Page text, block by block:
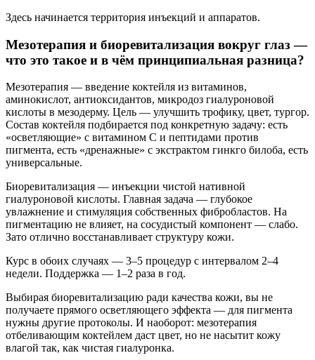
Здесь начинается территория инъекций и аппаратов.
Мезотерапия и биоревитализация вокруг глаз —
что это такое и в чём принципиальная разница?
Мезотерапия — введение коктейля из витаминов,
аминокислот, антиоксидантов, микродоз гиалуроновой
кислоты в мезодерму. Цель — улучшить трофику, цвет, тургор.
Состав коктейля подбирается под конкретную задачу: есть
«осветляющие» с витамином С и пептидами против
пигмента, есть «дренажные» с экстрактом гинкго билоба, есть
универсальные.
Биоревитализация — инъекции чистой нативной
гиалуроновой кислоты. Главная задача — глубокое
увлажнение и стимуляция собственных фибробластов. На
пигментацию не влияет, на сосудистый компонент — слабо.
Зато отлично восстанавливает структуру кожи.
Курс в обоих случаях — 3–5 процедур с интервалом 2–4
недели. Поддержка — 1–2 раза в год.
Выбирая биоревитализацию ради качества кожи, вы не
получаете прямого осветляющего эффекта — для пигмента
нужны другие протоколы. И наоборот: мезотерапия
отбеливающим коктейлем даст цвет, но не насытит кожу
влагой так, как чистая гиалуронка.